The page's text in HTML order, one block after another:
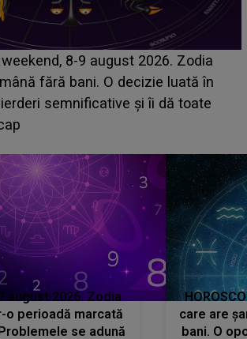
DETALIU ASCUNS până
concurentul din Casa Iubirii
NEAȘTEPTATĂ despre mama
ei în față, eu nu te iubesc pentru
7 august 2026. Zodia
o perioadă marcată
se adună
care are
bani. O